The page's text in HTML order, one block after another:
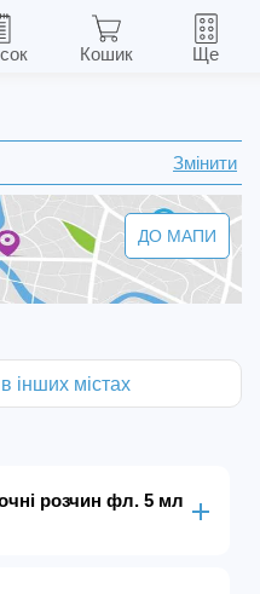
розчин фл. 5 мл
Змінити
ДО МАПИ
інших містах
розчин фл. 5 мл
Кошик Ще